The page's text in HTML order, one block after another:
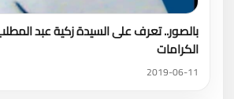
بالصور.. تعرف على السيدة زكية عبد
الكرامات
2019-06-11